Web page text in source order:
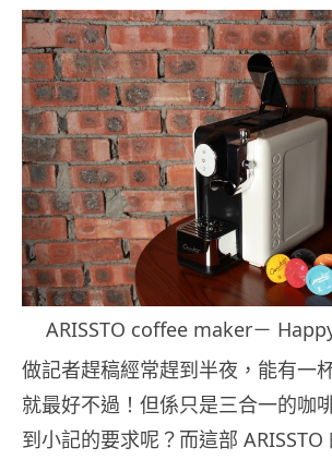
ARISSTO coffee maker－
做記者趕稿經常趕到半夜，能有一
就最好不過！但係只是三合一的咖
到小記的要求呢？而這部